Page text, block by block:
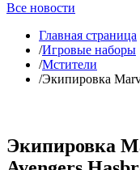
Все новости
Главная страница
/Игровые наборы
/Мстители
/Экипировка
Экипировка